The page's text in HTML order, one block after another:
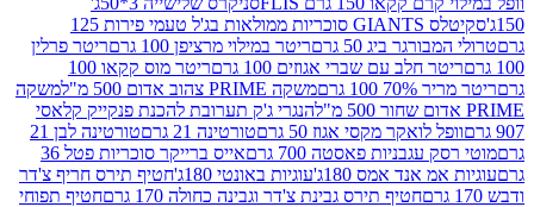
סקיטלס GIANTS סוכריות ממולאות בג'ל טעמי פירות 125
ביג 50 גרם
ריטר במילוי מרציפן 100 גרם
ריטר פרלין
חלב עם שברי אגוזים 100 גרם
ריטר מוס קקאו 100
100 גרם
משקה PRIME צהוב אדום 500 מ"ל
משקה
הנגרי ג'ק תערובת להכנת פנקייק קלאסי
לואקר מקסי אגוז 50 גרם
טורטינה 21 גרם
טורטינה לבן 21
עגבניות פאסטה 700 גרם
אייס ברייקר סוכריות פטל 36
אנד אמס 180ג'
עוגיות באונטי 180ג'
חטיף תירס חריף צ'דר
חטיף תירס גבינת צ'דר וגבינה כחולה 170 גרם
חטיף תפוחי